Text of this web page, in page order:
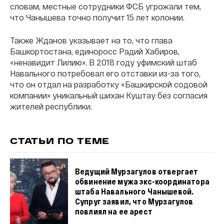
словам, местные сотрудники ФСБ угрожали тем,
что Чанышева точно получит 15 лет колонии.
Также Жданов указывает на то, что глава
Башкортостана, единоросс Радий Хабиров,
«ненавидит Лилию». В 2018 году уфимский штаб
Навального потребовал его отставки из-за того,
что он отдал на разработку «Башкирской содовой
компании» уникальный шихан Куштау без согласия
жителей республики.
СТАТЬИ ПО ТЕМЕ
Ведущий Мурзагулов отвергает
обвинение мужа экс-координатора
штаба Навального Чанышевой.
Супруг заявил, что Мурзагулов
повлиял на ее арест